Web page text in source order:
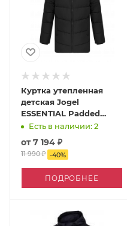
Куртка утепленная
детская Jogel
ESSENTIAL Padded
Jacket-K
Есть в наличии: 2
от7 194 ₽
11 990 ₽ -40%
ПОДРОБНЕЕ